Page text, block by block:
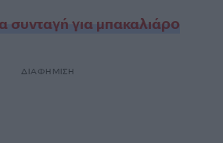
συνταγή για μπακαλιάρο
ΔΙΑΦΗΜΙΣΗ